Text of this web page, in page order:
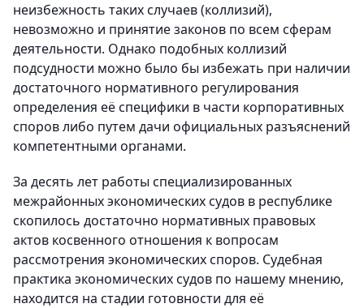
неизбежность таких случаев (коллизий),
невозможно и принятие законов по всем сферам
деятельности. Однако подобных коллизий
подсудности можно было бы избежать при наличии
достаточного нормативного регулирования
определения её специфики в части корпоративных
споров либо путем дачи официальных разъяснений
компетентными органами.
За десять лет работы специализированных
межрайонных экономических судов в республике
скопилось достаточно нормативных правовых
актов косвенного отношения к вопросам
рассмотрения экономических споров. Судебная
практика экономических судов по нашему мнению,
находится на стадии готовности для её